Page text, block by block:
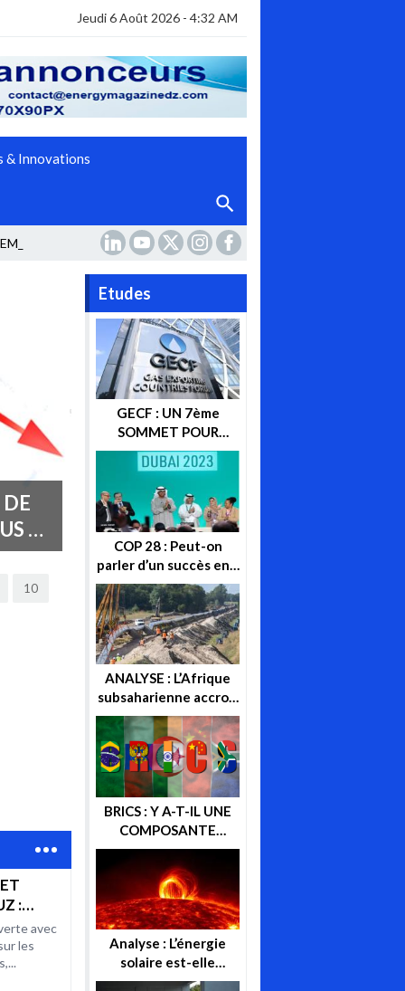
Jeudi 6 Août 2026 - 4:32 AM
& Innovations
AUSSI VOLATI _
ET
10
:
avec
les
Etudes
GECF : UN 7ème
SOMMET POUR
CONSOLIDER SA
POSITION SUR LA
SCENE ENERGETIQUE
COP 28 : Peut-on
parler d’un succès en «
citant » enfin « la
sortie progressive des
énergies fossiles » ?
ANALYSE : L’Afrique
subsaharienne accroit
ses recettes après les
sanctions
européennes contre
la Russie
BRICS : Y A-T-IL UNE
COMPOSANTE
ENERGETIQUE DANS
CETTE ALTERNATIVE
ECONOMIQUE ? OU
GEOPOLITIQUE ?
Analyse : L’énergie
solaire est-elle
réellement l’énergie